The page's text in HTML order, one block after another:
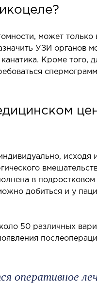
НЕВРОЛОГИЯ
Неврология
ОРТОПЕДИЯ
Травмпункт
Виды оперативных
может только
УЗИ органов
Кроме того,
исходя
в подростковом
добиться и у
50 различных
оперативное